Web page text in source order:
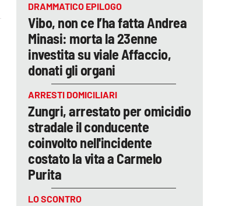
DRAMMATICO EPILOGO
Vibo, non ce l’ha fatta Andrea
Minasi: morta la 23enne
investita su viale Affaccio,
donati gli organi
ARRESTI DOMICILIARI
Zungri, arrestato per omicidio
stradale il conducente
coinvolto nell'incidente
costato la vita a Carmelo
Purita
LO SCONTRO